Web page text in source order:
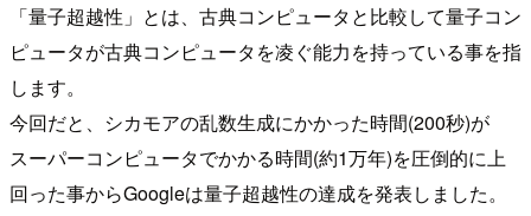
「量子超越性」とは、古典コンピュータと比較して量子コン
ピュータが古典コンピュータを凌ぐ能力を持っている事を指
します。
今回だと、シカモアの乱数生成にかかった時間(200秒)が
スーパーコンピュータでかかる時間(約1万年)を圧倒的に上
回った事からGoogleは量子超越性の達成を発表しました。